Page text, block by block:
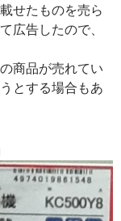
せたものを売ら
広告したので、
商品が売れてい
とする場合もあ